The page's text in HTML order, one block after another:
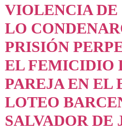
VIOLENCIA DE
LO
PRISIÓN
EL FEMICIDIO
PAREJA EN EL
LOTEO
SALVADOR DE